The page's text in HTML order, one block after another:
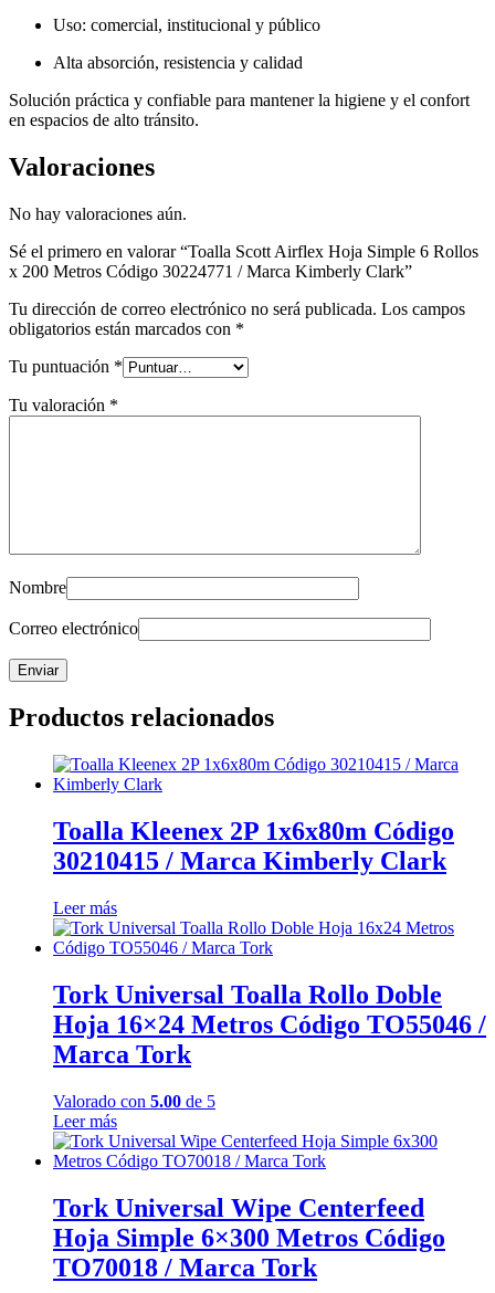
Uso: comercial, institucional y público
Alta absorción, resistencia y calidad
Solución práctica y confiable para mantener la higiene y el confort
en espacios de alto tránsito.
Valoraciones
No hay valoraciones aún.
Sé el primero en valorar “Toalla Scott Airflex Hoja Simple 6 Rollos
x 200 Metros Código 30224771 / Marca Kimberly Clark”
Tu dirección de correo electrónico no será publicada. Los campos
obligatorios están marcados con *
Tu puntuación *
Tu valoración *
Nombre
Correo electrónico
Productos relacionados
Toalla Kleenex 2P 1x6x80m Código
30210415 / Marca Kimberly Clark
Leer más
Tork Universal Toalla Rollo Doble
Hoja 16×24 Metros Código TO55046 /
Marca Tork
Valorado con 5.00 de 5
Leer más
Tork Universal Wipe Centerfeed
Hoja Simple 6×300 Metros Código
TO70018 / Marca Tork